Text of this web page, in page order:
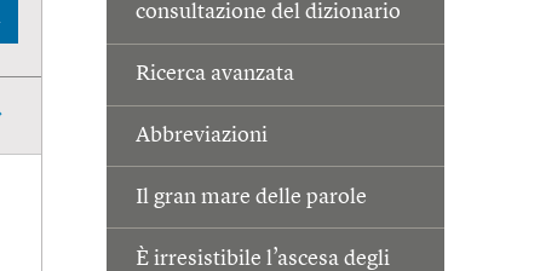
consultazione del dizionario
Ricerca avanzata
Abbreviazioni
Il gran mare delle parole
È irresistibile l’ascesa degli